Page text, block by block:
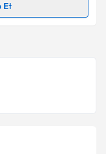
ilişkinAydınlatma
Et
bilgilendireceğiz.